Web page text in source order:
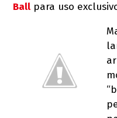
Ball para uso